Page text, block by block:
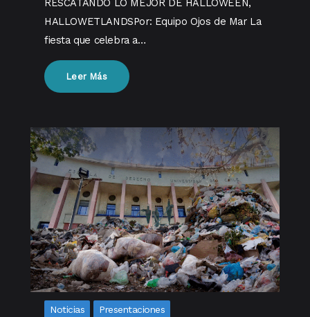
RESCATANDO LO MEJOR DE HALLOWEEN,
HALLOWETLANDSPor: Equipo Ojos de Mar La
fiesta que celebra a…
Leer Más
Noticias Presentaciones